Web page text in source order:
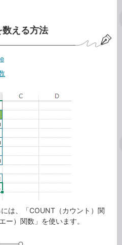
える方法
は、「COUNT（カウント）関
ー）関数」を使います。